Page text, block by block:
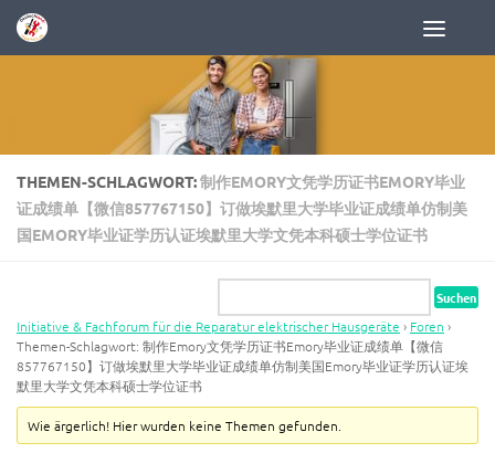
Zum Inhalt springen
THEMEN-SCHLAGWORT:制作EMORY文凭学历证书EMORY毕业
证成绩单【微信857767150】订做埃默里大学毕业证成绩单仿制美
国EMORY毕业证学历认证埃默里大学文凭本科硕士学位证书
Initiative & Fachforum für die Reparatur elektrischer Hausgeräte › Foren ›
Themen-Schlagwort: 制作Emory文凭学历证书Emory毕业证成绩单【微信
857767150】订做埃默里大学毕业证成绩单仿制美国Emory毕业证学历认证埃
默里大学文凭本科硕士学位证书
Wie ärgerlich! Hier wurden keine Themen gefunden.